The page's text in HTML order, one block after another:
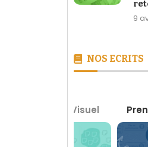
9
NOS ECRITS
Prendre des